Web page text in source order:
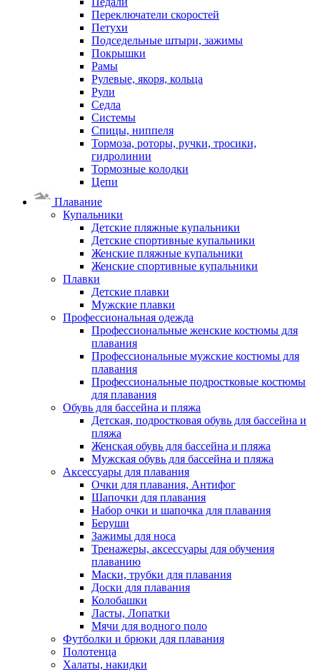
Переключатели скоростей
Петухи
Подседельные штыри, зажимы
Покрышки
Рамы
Рулевые, якоря, кольца
Рули
Седла
Системы
Спицы, ниппеля
Тормоза, роторы, ручки, тросики,
гидролинии
Тормозные колодки
Цепи
Плавание
Купальники
Детские пляжные купальники
Детские спортивные купальники
Женские пляжные купальники
Женские спортивные купальники
Плавки
Детские плавки
Мужские плавки
Профессиональная одежда
Профессиональные женские костюмы для
плавания
Профессиональные мужские костюмы для
плавания
Профессиональные подростковые костюмы
для плавания
Обувь для бассейна и пляжа
Детская, подростковая обувь для бассейна и
пляжа
Женская обувь для бассейна и пляжа
Мужская обувь для бассейна и пляжа
Аксессуары для плавания
Очки для плавания, Антифог
Шапочки для плавания
Набор очки и шапочка для плавания
Беруши
Зажимы для носа
Тренажеры, аксессуары для обучения
плаванию
Маски, трубки для плавания
Доски для плавания
Колобашки
Ласты, Лопатки
Мячи для водного поло
Футболки и брюки для плавания
Полотенца
Халаты, накидки